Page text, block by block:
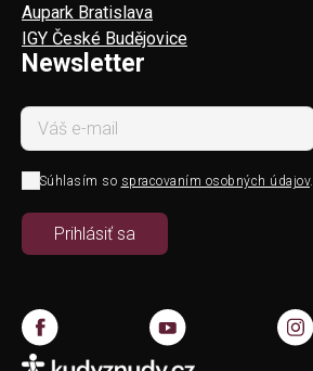
Aupark Bratislava
IGY České Budějovice
Newsletter
Súhlasím so spracovaním osobných údajov.